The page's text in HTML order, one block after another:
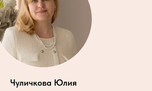
Чуличкова Юлия